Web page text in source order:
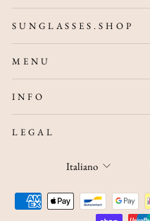
SUNGLASSES.SHOP
MENU
INFO
LEGAL
LINGUA
Italiano